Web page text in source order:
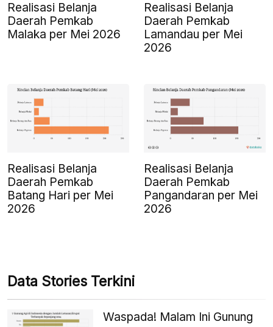
Realisasi Belanja
Daerah Pemkab
Malaka per Mei 2026
Realisasi Belanja
Daerah Pemkab
Lamandau per Mei
2026
Realisasi Belanja
Daerah Pemkab
Batang Hari per Mei
2026
Realisasi Belanja
Daerah Pemkab
Pangandaran per Mei
2026
Data Stories Terkini
Waspada! Malam Ini Gunung